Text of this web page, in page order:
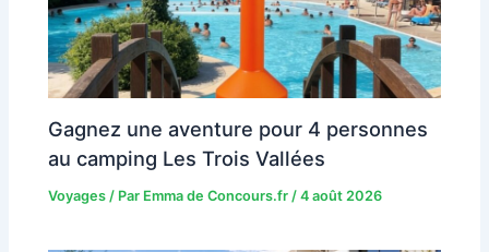
Gagnez une aventure pour 4 personnes
au camping Les Trois Vallées
Voyages / Par Emma de Concours.fr /4 août 2026